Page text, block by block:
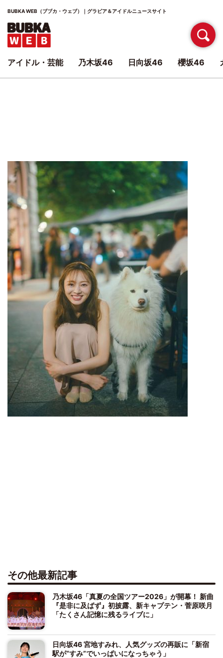
BUBKA WEB（ブブカ・ウェブ）｜グラビア＆アイドルニュースサイト
その他最新記事
乃木坂46「真夏の全国ツアー2026」が開幕！ 新曲
『是非に及ばず』初披露、新キャプテン・菅原咲月
「たくさん記憶に残るライブに」
日向坂46 宮地すみれ、人気グッズの再販に「新宿
駅が“すみ”でいっぱいになっちゃう」
アイドル・芸能 乃木坂46 日向坂46 櫻坂46